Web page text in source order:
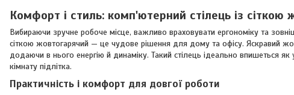
Комфорт і стиль: комп'ютерний стілець із сіткою
Вибираючи зручне робоче місце, важливо враховувати ергономіку та
сіткою жовтогарячий — це чудове рішення для дому та офісу. Яскравий
додаючи в нього енергію й динаміку. Такий стілець ідеально впишеться як
кімнату підлітка.
Практичність і комфорт для довгої роботи